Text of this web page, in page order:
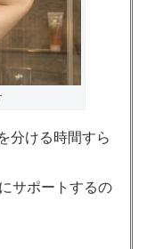
分ける時間すら
サポートするの